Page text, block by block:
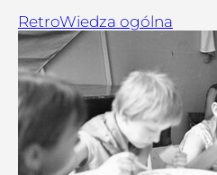
RetroWiedza ogólna